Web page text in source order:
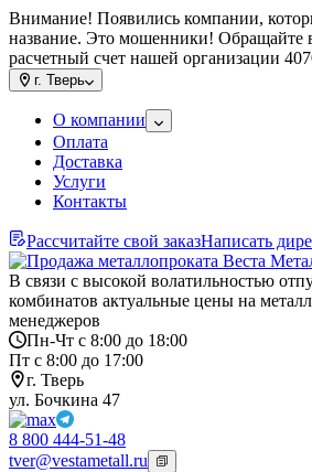
Внимание! Появились компании,
название. Это мошенники! Обращайте
расчетный счет нашей организации
г. Тверь
О компании
Оплата
Доставка
Услуги
Контакты
Рассчитайте свой заказНаписать
В связи с высокой волатильностью
комбинатов актуальные цены на
менеджеров
Пн-Чт с 8:00 до 18:00
Пт с 8:00 до 17:00
г. Тверь
ул. Бочкина 47
8 800 444-51-48
tver@vestametall.ru